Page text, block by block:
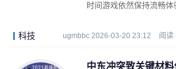
时间游戏依然保持流畅体
科技 ugmbbc 2026-03-20 23:12 阅读
中东冲突致关键材